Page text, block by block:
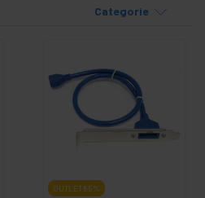
Categorie
OUTLET 85%